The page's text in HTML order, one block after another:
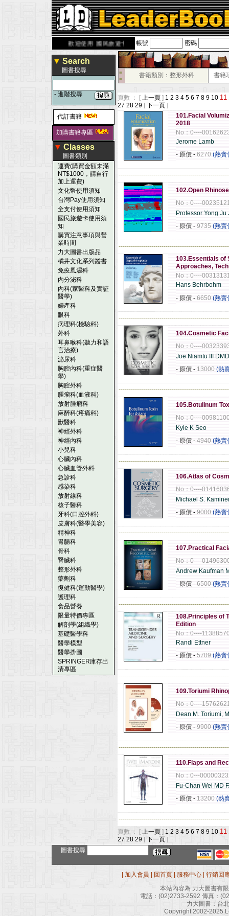
歡迎使用 國民旅遊卡！！ 帳號 密碼
▼ Search
圖書搜尋
- 進階搜尋
代訂書籍
加購書籍專區
▼ Classes
圖書類別
運費(購買金額未滿
NT$1000，請自行
加上運費)
文化幣使用須知
台灣Pay使用須知
全支付使用須知
國民旅遊卡使用須
知
購買注意事項與營
業時間
力大圖書出版品
橘井文化系列叢書
免疫風濕科
內分泌科
內科(家醫科及實証
醫學)
婦產科
眼科
病理科(檢驗科)
外科
耳鼻喉科(聽力和語
言治療)
泌尿科
胸腔內科(重症醫
學)
胸腔外科
腫瘤科(血液科)
放射腫瘤科
麻醉科(疼痛科)
獸醫科
神經外科
神經內科
小兒科
心臟內科
心臟血管外科
急診科
感染科
放射線科
核子醫科
牙科(口腔外科)
皮膚科(醫學美容)
精神科
胃腸科
骨科
腎臟科
整形外科
藥劑科
復健科(運動醫學)
護理科
食品營養
限量特價專區
解剖學(組織學)
基礎醫學科
醫學模型
醫學掛圖
SPRINGER庫存出
清專區
■
■
書籍類別：整形外科 書籍
頁數 ： [ 上一頁 ] 1 2 3 4 5 6 7 8 9 10 11
27 28 29 [ 下一頁 ]
101.Facial
2018
No：0----
Jerome Lamb
- 原價 - 6270 (熱賣
102.Open
No：0----
Professor Yong Ju
- 原價 - 9735 (熱賣
103.Essentials of
Approaches,
No：0----
Hans Behrbohm
- 原價 - 6650 (熱賣
104.Cosmetic
No：0----
Joe Niamtu III
- 原價 - 13000 (熱
105.Botulinum
No：0----
Kyle K Seo
- 原價 - 4940 (熱賣
106.Atlas of
No：0----
Michael S.
- 原價 - 9000 (熱賣
107.Practical
No：0----
Andrew Kaufman
- 原價 - 6500 (熱賣
108.Principles of
Edition
No：0----
Randi Ettner
- 原價 - 5709 (熱賣
109.Toriumi
No：0----
Dean M. Toriumi,
- 原價 - 9900 (熱賣
110.Flaps and
No：0---
Fu-Chan Wei MD
- 原價 - 13200 (熱
頁數 ： [ 上一頁 ] 1 2 3 4 5 6 7 8 9 10 11
27 28 29 [ 下一頁 ]
圖書搜尋
加入會員 回首頁 服務中心
行銷回
本站內容為 力大圖書有
電話： (02)2733-2592 傳真：
力大圖書：台
Copyright 2002-2025